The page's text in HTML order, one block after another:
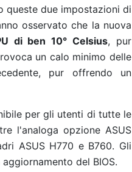
queste due impostazioni di
osservato che la nuova
di ben 10° Celsius, pur
un calo minimo delle
pur offrendo un
per gli utenti di tutte le
l'analoga opzione ASUS
ASUS H770 e B760. Gli
del BIOS.